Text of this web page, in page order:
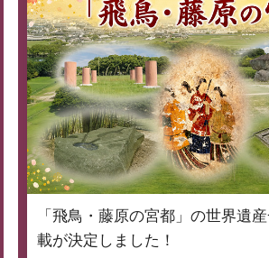
「飛鳥・藤原の宮都」の世界遺
載が決定しました！